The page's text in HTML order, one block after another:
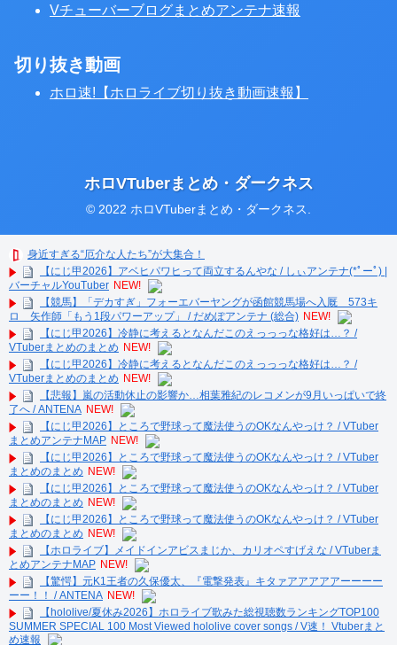
Vチューバーブログまとめアンテナ速報
切り抜き動画
ホロ速!【ホロライブ切り抜き動画速報】
ホロVTuberまとめ・ダークネス
© 2022 ホロVTuberまとめ・ダークネス.
身近すぎる“厄介な人たち”が大集合！
【にじ甲2026】アベヒパワヒって両立するんやな / しぃアンテナ(*ﾟーﾟ) |
バーチャルYouTuber NEW!
【競馬】「デカすぎ」フォーエバーヤングが函館競馬場へ入厩 573キ
ロ 矢作師「もう1段パワーアップ」 / だめぽアンテナ (総合) NEW!
【にじ甲2026】冷静に考えるとなんだこのえっっっな格好は…？ /
VTuberまとめのまとめ NEW!
【にじ甲2026】冷静に考えるとなんだこのえっっっな格好は…？ /
VTuberまとめのまとめ NEW!
【悲報】嵐の活動休止の影響か…相葉雅紀のレコメンが9月いっぱいで終
了へ / ANTENA NEW!
【にじ甲2026】ところで野球って魔法使うのOKなんやっけ？ / VTuber
まとめアンテナMAP NEW!
【にじ甲2026】ところで野球って魔法使うのOKなんやっけ？ / VTuber
まとめのまとめ NEW!
【にじ甲2026】ところで野球って魔法使うのOKなんやっけ？ / VTuber
まとめのまとめ NEW!
【にじ甲2026】ところで野球って魔法使うのOKなんやっけ？ / VTuber
まとめのまとめ NEW!
【ホロライブ】メイドインアビスまじか、カリオペすげえな / VTuberま
とめアンテナMAP NEW!
【驚愕】元K1王者の久保優太、『電撃発表』キタァアアアアアーーーー
ーー！！ / ANTENA NEW!
【hololive/夏休み2026】ホロライブ歌みた総視聴数ランキングTOP100
SUMMER SPECIAL 100 Most Viewed hololive cover songs / V速！ Vtuberまと
め速報